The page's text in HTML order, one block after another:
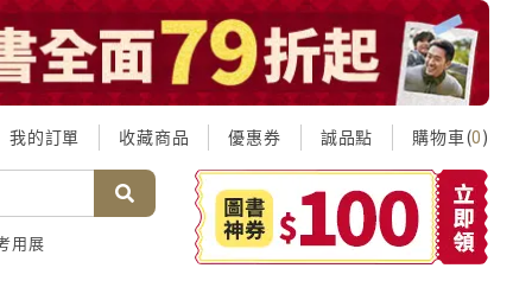
我的訂單 收藏商品 優惠券 誠品點 購物車(0)
用展